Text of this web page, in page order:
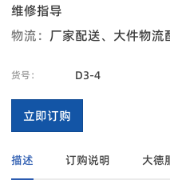
维修指导
物流： 厂家配送、大件物流
货号： D3-4
立即订购
描述 订购说明 大德